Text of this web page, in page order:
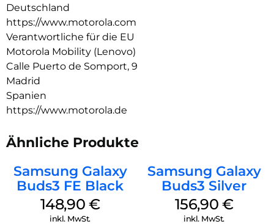
Deutschland
https://www.motorola.com
Verantwortliche für die EU
Motorola Mobility (Lenovo)
Calle Puerto de Somport, 9
Madrid
Spanien
https://www.motorola.de
Ähnliche Produkte
Samsung Galaxy
Buds3 FE Black
148,90 €
inkl. MwSt.
Samsung Galaxy
Buds3 Silver
156,90 €
inkl. MwSt.